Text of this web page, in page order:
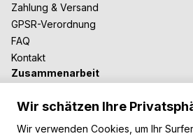
Zahlung & Versand
GPSR-Verordnung
FAQ
Kontakt
Zusammenarbeit
B2B-Zusammenarbeit
Unsere Teppiche
Wir schätzen Ihre
Wir verwenden Cookies, um Ihr